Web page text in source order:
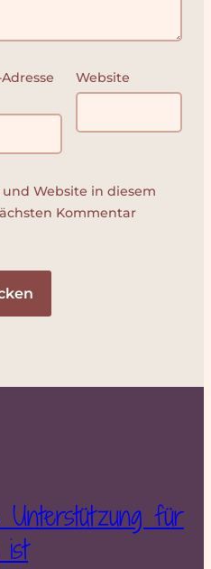
Website
und Website in diesem
Kommentar
Unterstützung für